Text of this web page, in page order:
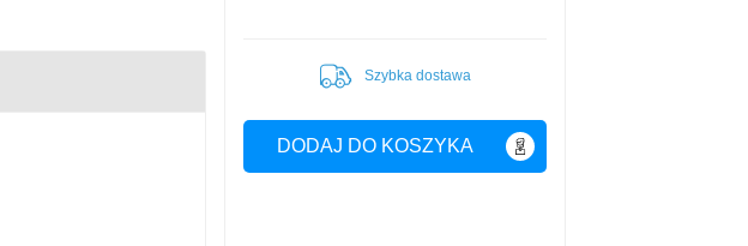
DODAJ DO KOSZYKA
Szybka dostawa